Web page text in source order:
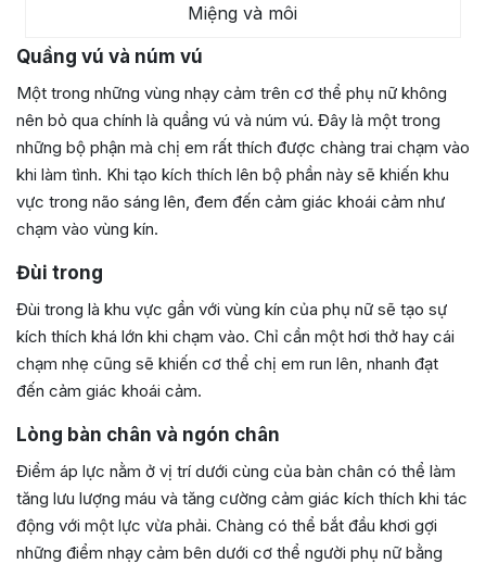
Miệng và môi
Quầng vú và núm vú
Một trong những vùng nhạy cảm trên cơ thể phụ nữ không
nên bỏ qua chính là quầng vú và núm vú. Đây là một trong
những bộ phận mà chị em rất thích được chàng trai chạm vào
khi làm tình. Khi tạo kích thích lên bộ phần này sẽ khiến khu
vực trong não sáng lên, đem đến cảm giác khoái cảm như
chạm vào vùng kín.
Đùi trong
Đùi trong là khu vực gần với vùng kín của phụ nữ sẽ tạo sự
kích thích khá lớn khi chạm vào. Chỉ cần một hơi thở hay cái
chạm nhẹ cũng sẽ khiến cơ thể chị em run lên, nhanh đạt
đến cảm giác khoái cảm.
Lòng bàn chân và ngón chân
Điểm áp lực nằm ở vị trí dưới cùng của bàn chân có thể làm
tăng lưu lượng máu và tăng cường cảm giác kích thích khi tác
động với một lực vừa phải. Chàng có thể bắt đầu khơi gợi
những điểm nhạy cảm bên dưới cơ thể người phụ nữ bằng